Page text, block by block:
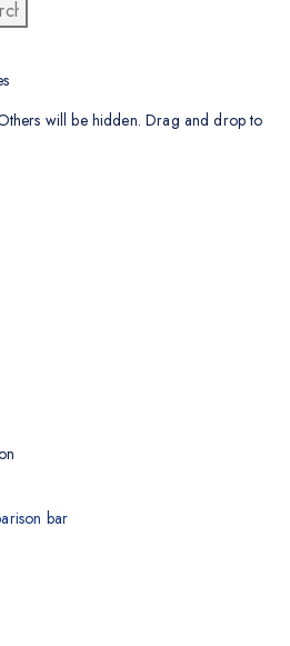
will be hidden. Drag and drop to
bar